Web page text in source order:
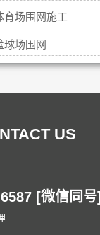
育场围网施工
球场围网
US
[微信同号]